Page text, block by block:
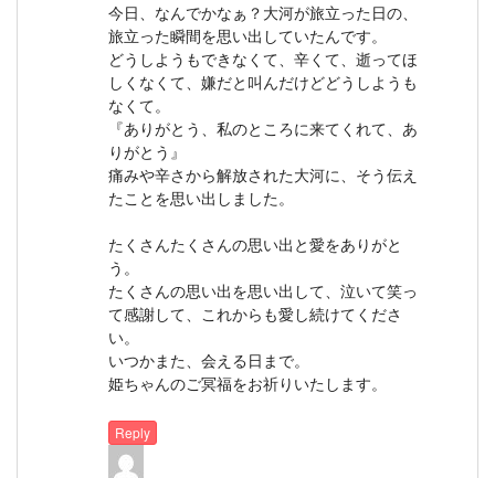
今日、なんでかなぁ？大河が旅立った日の、
旅立った瞬間を思い出していたんです。
どうしようもできなくて、辛くて、逝ってほ
しくなくて、嫌だと叫んだけどどうしようも
なくて。
『ありがとう、私のところに来てくれて、あ
りがとう』
痛みや辛さから解放された大河に、そう伝え
たことを思い出しました。
たくさんたくさんの思い出と愛をありがと
う。
たくさんの思い出を思い出して、泣いて笑っ
て感謝して、これからも愛し続けてくださ
い。
いつかまた、会える日まで。
姫ちゃんのご冥福をお祈りいたします。
Reply